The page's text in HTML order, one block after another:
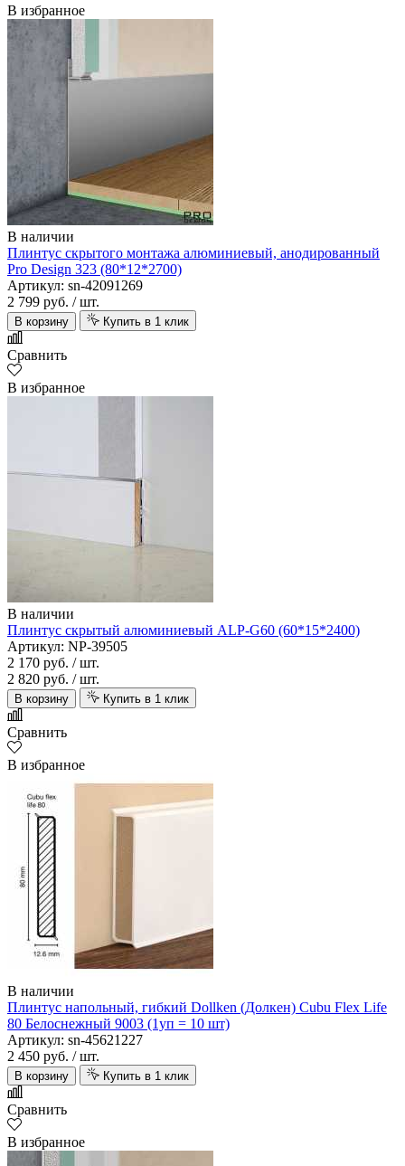
В избранное
В наличии
Плинтус скрытого монтажа алюминиевый, анодированный
Pro Design 323 (80*12*2700)
Артикул: sn-42091269
2 799 руб. / шт.
В корзину Купить в 1 клик
Сравнить
В избранное
В наличии
Плинтус скрытый алюминиевый ALP-G60 (60*15*2400)
Артикул: NP-39505
2 170 руб. / шт.
2 820 руб. / шт.
В корзину Купить в 1 клик
Сравнить
В избранное
В наличии
Плинтус напольный, гибкий Dollken (Долкен) Cubu Flex Life
80 Белоснежный 9003 (1уп = 10 шт)
Артикул: sn-45621227
2 450 руб. / шт.
В корзину Купить в 1 клик
Сравнить
В избранное